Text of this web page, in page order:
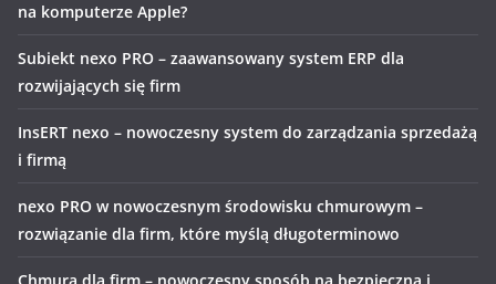
na komputerze Apple?
Subiekt nexo PRO – zaawansowany system ERP dla
rozwijających się firm
InsERT nexo – nowoczesny system do zarządzania sprzedażą
i firmą
nexo PRO w nowoczesnym środowisku chmurowym –
rozwiązanie dla firm, które myślą długoterminowo